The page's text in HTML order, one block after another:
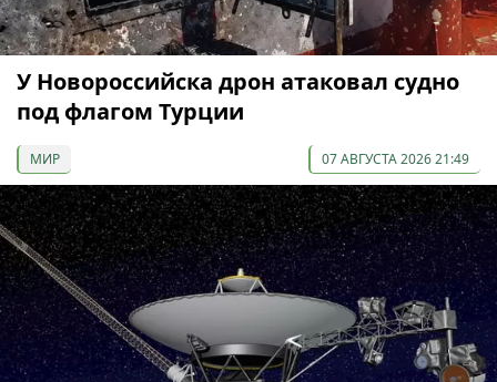
У Новороссийска дрон атаковал судно
под флагом Турции
МИР 07 АВГУСТА 2026 21:49